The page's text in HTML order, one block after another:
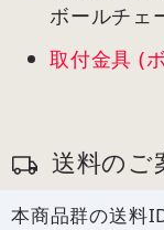
ボールチェ
取付金具 (
送料のご
本商品群の送料